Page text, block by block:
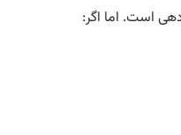
است. اما اگر: